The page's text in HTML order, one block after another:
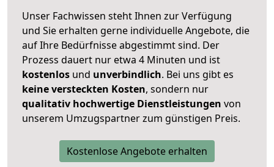
Unser Fachwissen steht Ihnen zur Verfügung
und Sie erhalten gerne individuelle Angebote, die
auf Ihre Bedürfnisse abgestimmt sind. Der
Prozess dauert nur etwa 4 Minuten und ist
kostenlos und unverbindlich. Bei uns gibt es
keine versteckten Kosten, sondern nur
qualitativ hochwertige Dienstleistungen von
unserem Umzugspartner zum günstigen Preis.
Kostenlose Angebote erhalten